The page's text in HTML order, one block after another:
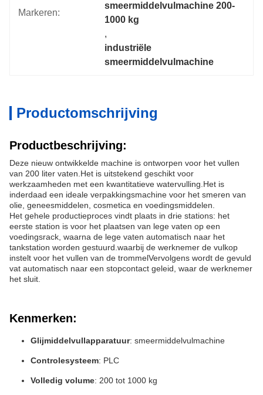
Markeren:
smeermiddelvulmachine 200-
1000 kg
,
industriële
smeermiddelvulmachine
Productomschrijving
Productbeschrijving:
Deze nieuw ontwikkelde machine is ontworpen voor het vullen
van 200 liter vaten.Het is uitstekend geschikt voor
werkzaamheden met een kwantitatieve watervulling.Het is
inderdaad een ideale verpakkingsmachine voor het smeren van
olie, geneesmiddelen, cosmetica en voedingsmiddelen.
Het gehele productieproces vindt plaats in drie stations: het
eerste station is voor het plaatsen van lege vaten op een
voedingsrack, waarna de lege vaten automatisch naar het
tankstation worden gestuurd.waarbij de werknemer de vulkop
instelt voor het vullen van de trommelVervolgens wordt de gevuld
vat automatisch naar een stopcontact geleid, waar de werknemer
het sluit.
Kenmerken:
Glijmiddelvullapparatuur: smeermiddelvulmachine
Controlesysteem: PLC
Volledig volume: 200 tot 1000 kg